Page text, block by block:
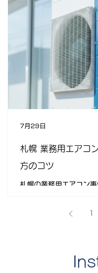
札幌 業務用エアコ
方のコツ
札幌の業務用エアコン
メンテナンスの質が重
エネ性能の高いモデル
らに、IoT技術を活用し
7月29日
1